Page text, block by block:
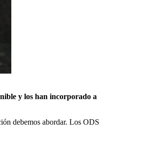
y los han incorporado a
debemos abordar. Los ODS